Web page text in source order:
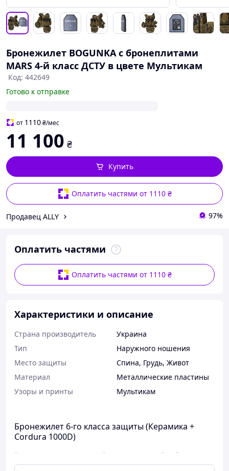
Бронежилет BOGUNKA с бронеплитами
MARS 4-й класс ДСТУ в цвете Мультикам
Код: 442649
Готово к отправке
от 1110₴/мес
11 100 ₴
Оплатить частями от 1110 ₴
Купить
Продавец ALLY 97%
Оплатить частями
Оплатить частями от 1110 ₴
Характеристики и описание
Страна производитель
Украина
Тип
Наружного ношения
Место защиты
Спина, Грудь, Живот
Материал
Металлические пластины
Узоры и принты
Мультикам
Бронежилет 6-го класса защиты (Керамика +
Cordura 1000D)
Это эталон максимальной защиты, способный
выдержать самые опасные винтовочные патроны.